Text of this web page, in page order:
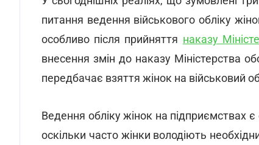
питання ведення військового обліку
особливо після прийняття наказу
внесення змін до наказу Міністерства
передбачає взяття жінок на військовий
Ведення обліку жінок на підприємствах
оскільки часто жінки володіють